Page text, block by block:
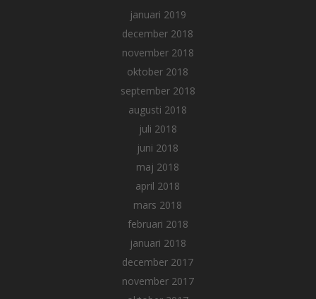
januari 2019
december 2018
november 2018
oktober 2018
september 2018
augusti 2018
juli 2018
juni 2018
maj 2018
april 2018
mars 2018
februari 2018
januari 2018
december 2017
november 2017